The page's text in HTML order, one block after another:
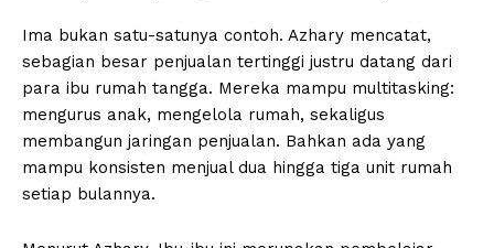
Ima bukan satu-satunya contoh. Azhary mencatat,
sebagian besar penjualan tertinggi justru datang dari
para ibu rumah tangga. Mereka mampu multitasking:
mengurus anak, mengelola rumah, sekaligus
membangun jaringan penjualan. Bahkan ada yang
mampu konsisten menjual dua hingga tiga unit rumah
setiap bulannya.